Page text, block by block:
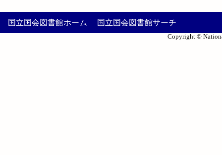
国立国会図書館ホーム 国立国会図書館サーチ
Copyright ©